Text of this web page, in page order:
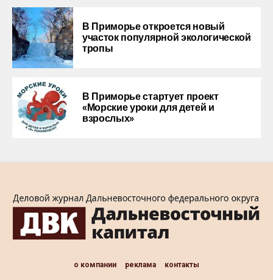
В Приморье откроется новый
участок популярной экологической
тропы
В Приморье стартует проект
«Морские уроки для детей и
взрослых»
о компании реклама контакты